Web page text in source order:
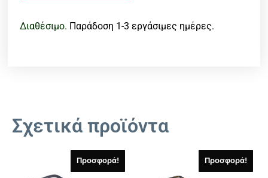
Διαθέσιμο. Παράδοση 1-3 εργάσιμες ημέρες.
Σχετικά προϊόντα
Προσφορά! Προσφορά!